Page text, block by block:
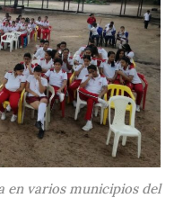
en varios municipios del